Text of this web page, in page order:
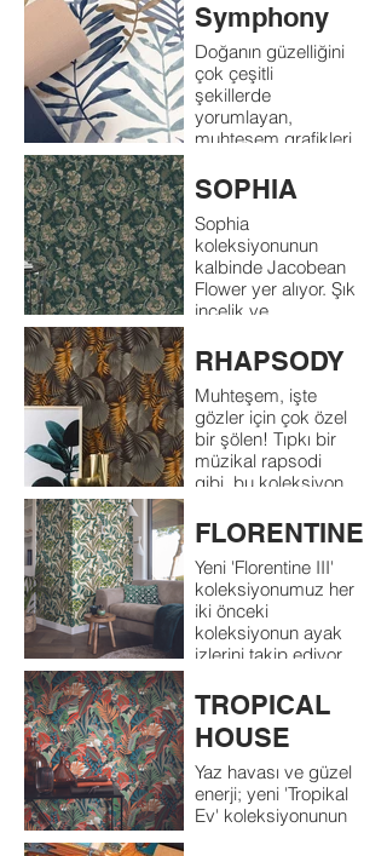
Symphony
Doğanın güzelliğini
çok çeşitli
şekillerde
yorumlayan,
muhteşem grafikleri
diğer sofistike
tasarımları uyumlu
düzlüklerle
birleştiren
'Symphony' duvar
kaplama
koleksiyonu herkesi
SOPHIA
Sophia
koleksiyonunun
kalbinde Jacobean
Flower yer alıyor. Şık
incelik ve
zarafet birinci sınıf
nitelikleridir. Elle
boyanmış, yaratıcı
çiçek, farklı renk
kombinasyonlarında
basit ve mat arka
planlar üzerinde
yapraklara sahiptir
RHAPSODY
Muhteşem, işte
gözler için çok özel
bir şölen! Tıpkı bir
müzikal rapsodi
gibi, bu koleksiyon
ustalıkla
birleştiriyor.
Birbirinden mutlaka
kaynaklanmayan
geçici, hayal ürünü
fikirler, göze hoş
gelen bir "melodi"
başarır.
FLORENTINE
Yeni 'Florentine III'
koleksiyonumuz her
iki önceki
koleksiyonun ayak
izlerini takip ediyor.
çeşitli tür ve renk
tonlarındaki desenli
duvar kaplamaları ve
botanik tasarım
baskılarıdır. Uzun
bambular, büyük
şakayıklar, tropik
TROPICAL
HOUSE
Yaz havası ve güzel
enerji; yeni 'Tropikal
Ev' koleksiyonunun